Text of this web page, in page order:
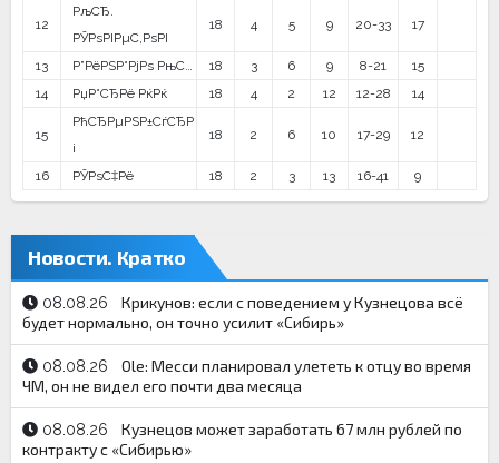
12
РљСЂ.
РЎРѕРІРµС‚РѕРІ
18 4 5 9 20-33 17
13 Р”РёРЅР°РјРѕ РњС… 18 3 6 9 8-21
15
14
РџР°СЂРё РќРќ 18 4 2 12 12-28 14
15
РћСЂРµРЅР±СѓСЂР
і
18 2 6 10 17-29 12
16 РЎРѕС‡Рё 18 2 3 13 16-41 9
Новости. Кратко
08.08.26
Крикунов: если с поведением у Кузнецова всё
будет нормально, он точно усилит «Сибирь»
08.08.26
Ole: Месси планировал улететь к отцу во время
ЧМ, он не видел его почти два месяца
08.08.26
Кузнецов может заработать 67 млн рублей по
контракту с «Сибирью»